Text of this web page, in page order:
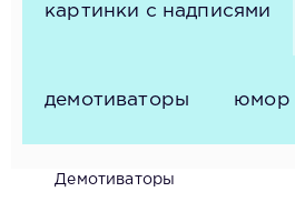
картинки с надписями
демотиваторы юмор
Демотиваторы